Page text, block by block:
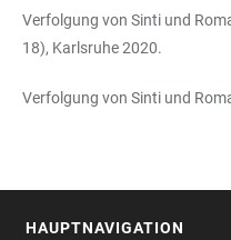
Verfolgung von Sinti und
18), Karlsruhe 2020.
Verfolgung von Sinti und
HAUPTNAVIGATION